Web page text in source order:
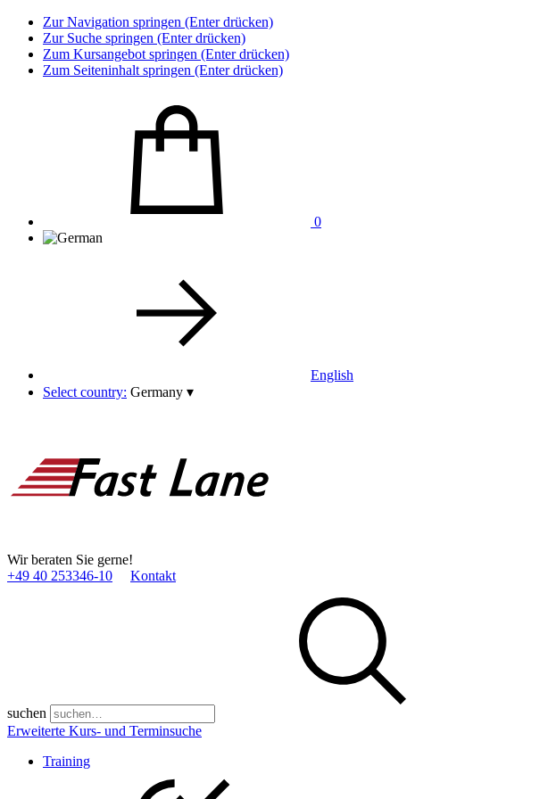
Zur Navigation springen (Enter drücken)
Zur Suche springen (Enter drücken)
Zum Kursangebot springen (Enter drücken)
Zum Seiteninhalt springen (Enter drücken)
0
English
Select country: Germany ▾
Wir beraten Sie gerne!
+49 40 253346­-10
Kontakt
suchen
Erweiterte Kurs- und Terminsuche
Training